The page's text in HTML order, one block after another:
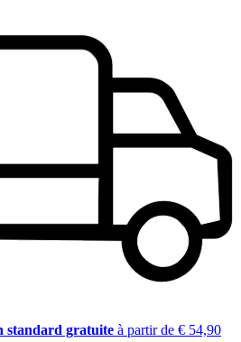
standard gratuite à partir de € 54,90